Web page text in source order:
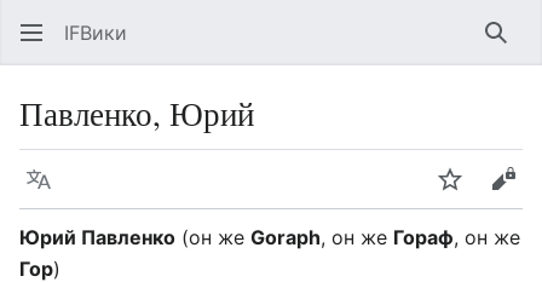
IFВики
Павленко, Юрий
Язык Следить
Юрий Павленко (он же Goraph, он же Гораф, он же
Гор)